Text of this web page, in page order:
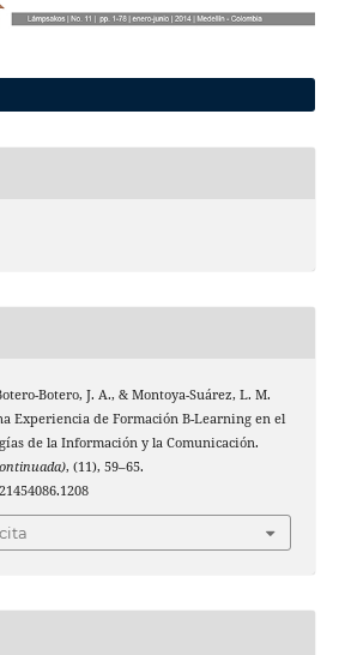
Botero, J. A., & Montoya-Suárez, L. M.
Experiencia de Formación B-Learning en el
de la Información y la Comunicación.
, (11), 59–65.